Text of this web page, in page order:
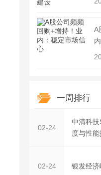
A
一周排行
02-24
中清科
度与性
02-24 银发经